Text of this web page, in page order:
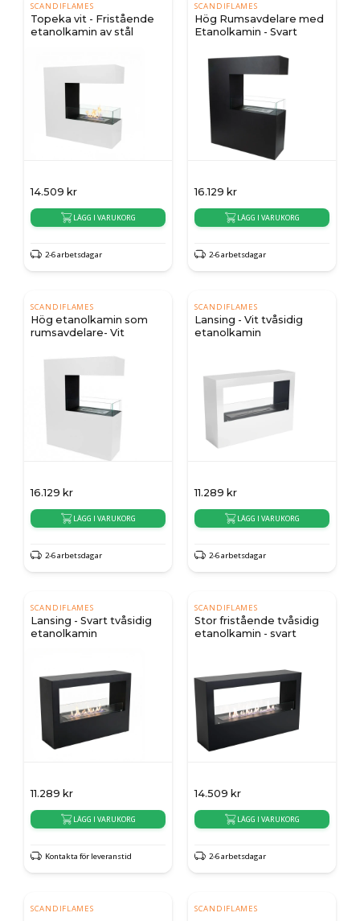
SCANDIFLAMES
Topeka vit - Fristående
etanolkamin av stål
14.509 kr
LÄGG I VARUKORG
2-6 arbetsdagar
SCANDIFLAMES
Hög Rumsavdelare med
Etanolkamin - Svart
16.129 kr
LÄGG I VARUKORG
2-6 arbetsdagar
SCANDIFLAMES
Hög etanolkamin som
rumsavdelare- Vit
16.129 kr
LÄGG I VARUKORG
2-6 arbetsdagar
SCANDIFLAMES
Lansing - Vit tvåsidig
etanolkamin
11.289 kr
LÄGG I VARUKORG
2-6 arbetsdagar
SCANDIFLAMES
Lansing - Svart tvåsidig
etanolkamin
11.289 kr
LÄGG I VARUKORG
Kontakta för leveranstid
SCANDIFLAMES
Stor fristående tvåsidig
etanolkamin - svart
14.509 kr
LÄGG I VARUKORG
2-6 arbetsdagar
SCANDIFLAMES SCANDIFLAMES